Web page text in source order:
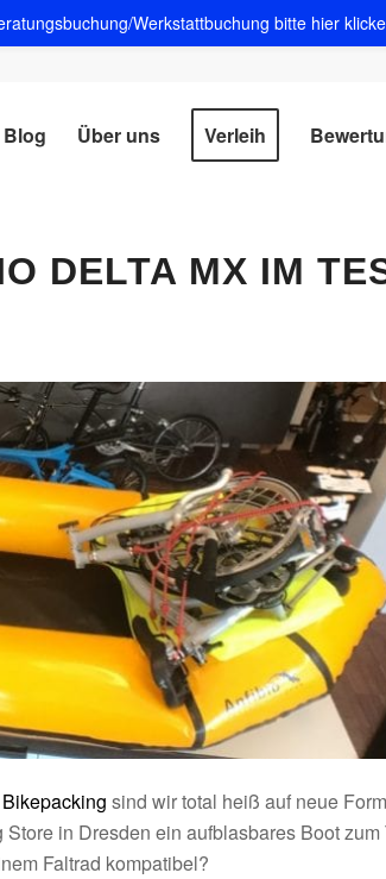
Blog Über uns Verleih
DELTA MX IM
sind wir total heiß auf neue
in Dresden ein aufblasbares Boot zum
Faltrad kompatibel?
Werkstattbuchung bitte hier